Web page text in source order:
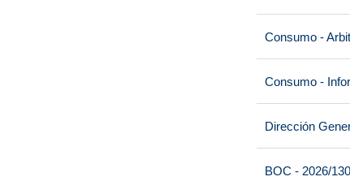
Consumo -
Consumo -
Dirección
BOC - 2026/